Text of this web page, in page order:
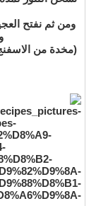
ومن ثم نفتح
(مخدة من